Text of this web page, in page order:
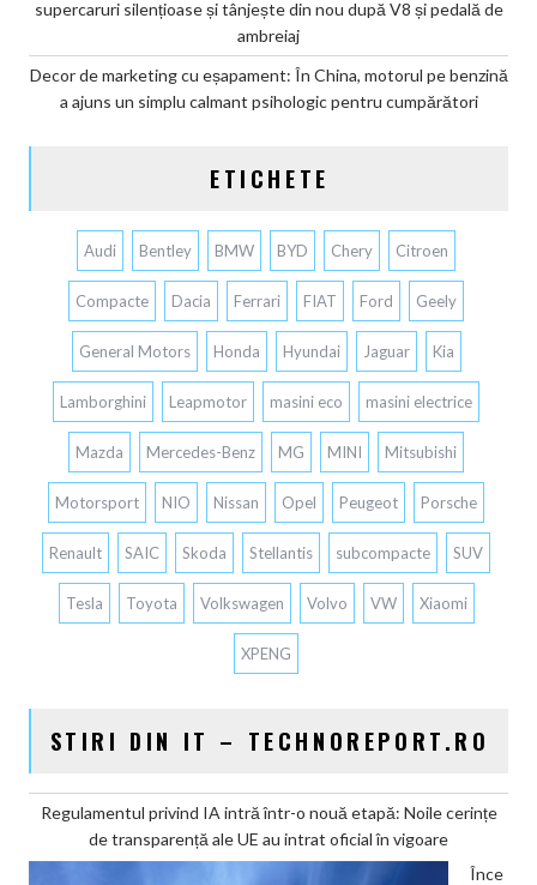
supercaruri silențioase și tânjește din nou după V8 și pedală de
ambreiaj
Decor de marketing cu eșapament: În China, motorul pe benzină
a ajuns un simplu calmant psihologic pentru cumpărători
ETICHETE
Audi Bentley BMW BYD Chery Citroen
Compacte Dacia Ferrari FIAT Ford Geely
General Motors Honda Hyundai Jaguar Kia
Lamborghini Leapmotor masini eco masini electrice
Mazda Mercedes-Benz MG MINI Mitsubishi
Motorsport NIO Nissan Opel Peugeot Porsche
Renault SAIC Skoda Stellantis subcompacte SUV
Tesla Toyota Volkswagen Volvo VW Xiaomi
XPENG
STIRI DIN IT – TECHNOREPORT.RO
Regulamentul privind IA intră într-o nouă etapă: Noile cerințe
de transparență ale UE au intrat oficial în vigoare
Înce